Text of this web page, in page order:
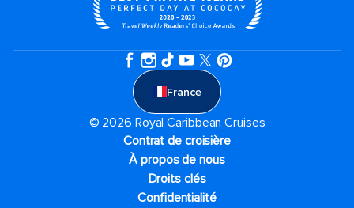
France
© 2026 Royal Caribbean Cruises
Contrat de croisière
À propos de nous
Droits clés
Confidentialité